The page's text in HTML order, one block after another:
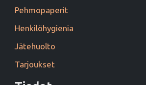
Pehmopaperit
Henkilöhygienia
Jätehuolto
Tarjoukset